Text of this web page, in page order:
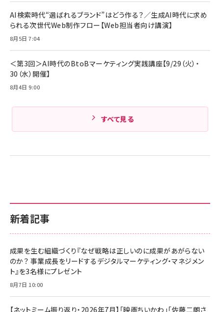
Amazonランキングをもっと見る
ケーブル Anker絡まないケーブル 240W 結束バン
ド付き USB PD対応 シリコン素材採用 iPhone
17 / 16 / 15 / Galaxy iPad Pro MacBook
Pro/Air 各種対応 (1.8m ミッドナイトブラック)
￥1,890
￥4,857
新着記事
成果を生む組織づくり『なぜ戦略は正しいのに成果があがらない
のか？ 事業成長をリードするデジタルマーケティング・マネジメン
ト』を3名様にプレゼント
8月7日 10:00
【ネットミーム振り返り・2026年7月】「映画ちいかわ」「佐藤二朗さ
AI検索時代“選ばれるブランド”はどう作る？／生成AI時代に求め
られる次世代Web制作フロー【Web担当者向け講演】
8月5日 7:04
＜第3回＞AI時代のBtoBマーケティング実践講座【9/29（火）・
30（水）開催】
8月4日 9:00
すべて見る